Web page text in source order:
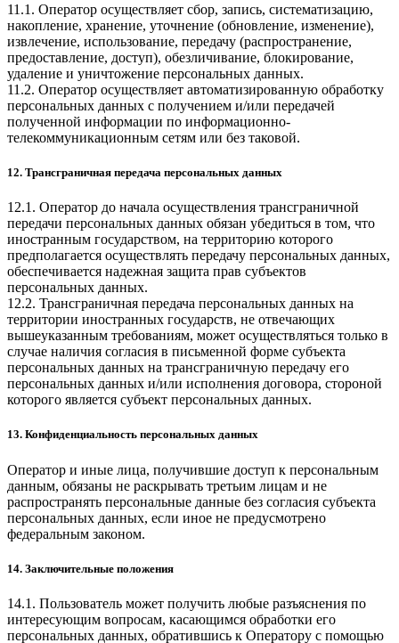
11.1. Оператор осуществляет сбор, запись, систематизацию,
накопление, хранение, уточнение (обновление, изменение),
извлечение, использование, передачу (распространение,
предоставление, доступ), обезличивание, блокирование,
удаление и уничтожение персональных данных.
11.2. Оператор осуществляет автоматизированную обработку
персональных данных с получением и/или передачей
полученной информации по информационно-
телекоммуникационным сетям или без таковой.
12. Трансграничная передача персональных данных
12.1. Оператор до начала осуществления трансграничной
передачи персональных данных обязан убедиться в том, что
иностранным государством, на территорию которого
предполагается осуществлять передачу персональных данных,
обеспечивается надежная защита прав субъектов
персональных данных.
12.2. Трансграничная передача персональных данных на
территории иностранных государств, не отвечающих
вышеуказанным требованиям, может осуществляться только в
случае наличия согласия в письменной форме субъекта
персональных данных на трансграничную передачу его
персональных данных и/или исполнения договора, стороной
которого является субъект персональных данных.
13. Конфиденциальность персональных данных
Оператор и иные лица, получившие доступ к персональным
данным, обязаны не раскрывать третьим лицам и не
распространять персональные данные без согласия субъекта
персональных данных, если иное не предусмотрено
федеральным законом.
14. Заключительные положения
14.1. Пользователь может получить любые разъяснения по
интересующим вопросам, касающимся обработки его
персональных данных, обратившись к Оператору с помощью